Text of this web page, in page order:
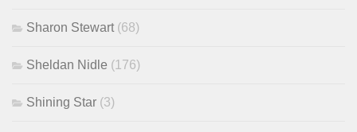
Sharon Stewart (68)
Sheldan Nidle (176)
Shining Star (3)